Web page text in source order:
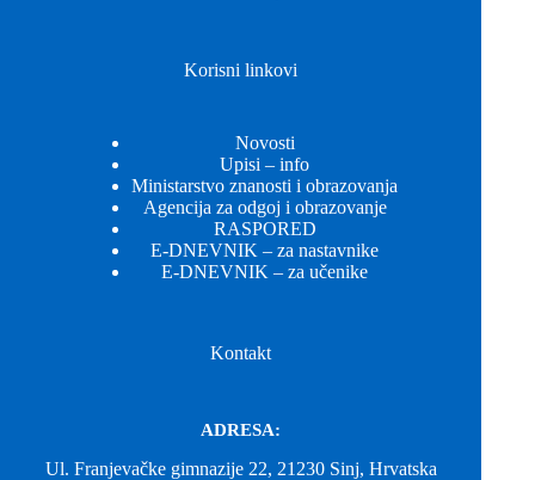
Korisni linkovi
Novosti
Upisi – info
Ministarstvo znanosti i obrazovanja
Agencija za odgoj i obrazovanje
RASPORED
E-DNEVNIK – za nastavnike
E-DNEVNIK – za učenike
Kontakt
ADRESA:
Ul. Franjevačke gimnazije 22, 21230 Sinj, Hrvatska